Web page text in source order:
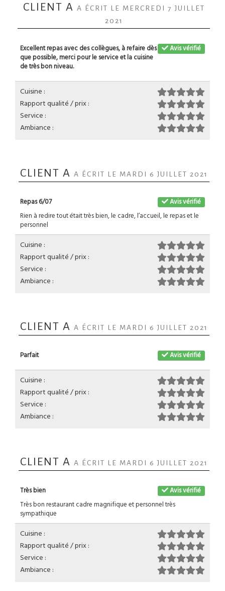
CLIENT A A ÉCRIT LE MERCREDI 7 JUILLET
2021
Avis vérifié
Excellent repas avec des collègues, à refaire dès
que possible, merci pour le service et la cuisine
de très bon niveau.
Cuisine :
Rapport qualité / prix :
Service :
Ambiance :
CLIENT A A ÉCRIT LE MARDI 6 JUILLET 2021
Avis vérifié
Repas 6/07
Rien à redire tout était très bien, le cadre, l’accueil, le repas et le
personnel
Cuisine :
Rapport qualité / prix :
Service :
Ambiance :
CLIENT A A ÉCRIT LE MARDI 6 JUILLET 2021
Avis vérifié
Parfait
Cuisine :
Rapport qualité / prix :
Service :
Ambiance :
CLIENT A A ÉCRIT LE MARDI 6 JUILLET 2021
Avis vérifié
Très bien
Très bon restaurant cadre magnifique et personnel très
sympathique
Cuisine :
Rapport qualité / prix :
Service :
Ambiance :